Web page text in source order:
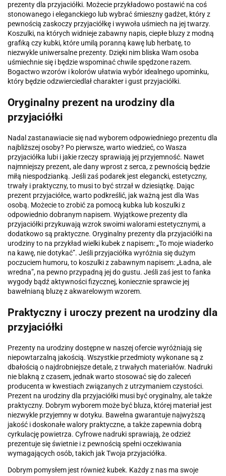
prezenty dla przyjaciółki. Możecie przykładowo postawić na coś
stonowanego i eleganckiego lub wybrać śmieszny gadżet, który z
pewnością zaskoczy przyjaciółkę i wywoła uśmiech na jej twarzy.
Koszulki, na których widnieje zabawny napis, ciepłe bluzy z modną
grafiką czy kubki, które umilą poranną kawę lub herbatę, to
niezwykle uniwersalne prezenty. Dzięki nim bliska Wam osoba
uśmiechnie się i będzie wspominać chwile spędzone razem.
Bogactwo wzorów i kolorów ułatwia wybór idealnego upominku,
który będzie odzwierciedlał charakter i gust przyjaciółki.
Oryginalny prezent na urodziny dla
przyjaciółki
Nadal zastanawiacie się nad wyborem odpowiedniego prezentu dla
najbliższej osoby? Po pierwsze, warto wiedzieć, co Wasza
przyjaciółka lubi i jakie rzeczy sprawiają jej przyjemność. Nawet
najmniejszy prezent, ale dany wprost z serca, z pewnością będzie
miłą niespodzianką. Jeśli zaś podarek jest elegancki, estetyczny,
trwały i praktyczny, to musi to być strzał w dziesiątkę. Dając
prezent przyjaciółce, warto podkreślić, jak ważną jest dla Was
osobą. Możecie to zrobić za pomocą kubka lub koszulki z
odpowiednio dobranym napisem. Wyjątkowe prezenty dla
przyjaciółki przykuwają wzrok swoimi walorami estetycznymi, a
dodatkowo są praktyczne. Oryginalny prezenty dla przyjaciółki na
urodziny to na przykład wielki kubek z napisem: „To moje wiaderko
na kawę, nie dotykać”. Jeśli przyjaciółka wyróżnia się dużym
poczuciem humoru, to koszulki z zabawnym napisem: „Ładna, ale
wredna”, na pewno przypadną jej do gustu. Jeśli zaś jest to fanka
wygody bądź aktywności fizycznej, koniecznie sprawcie jej
bawełnianą bluzę z akwarelowym wzorem.
Praktyczny i uroczy prezent na urodziny dla
przyjaciółki
Prezenty na urodziny dostępne w naszej ofercie wyróżniają się
niepowtarzalną jakością. Wszystkie przedmioty wykonane są z
dbałością o najdrobniejsze detale, z trwałych materiałów. Nadruki
nie blakną z czasem, jednak warto stosować się do zaleceń
producenta w kwestiach związanych z utrzymaniem czystości.
Prezent na urodziny dla przyjaciółki musi być oryginalny, ale także
praktyczny. Dobrym wyborem może być bluza, której materiał jest
niezwykle przyjemny w dotyku. Bawełna gwarantuje najwyższą
jakość i doskonałe walory praktyczne, a także zapewnia dobrą
cyrkulację powietrza. Cyfrowe nadruki sprawiają, że odzież
prezentuje się świetnie i z pewnością spełni oczekiwania
wymagających osób, takich jak Twoja przyjaciółka.
Dobrym pomysłem jest również kubek. Każdy z nas ma swoje